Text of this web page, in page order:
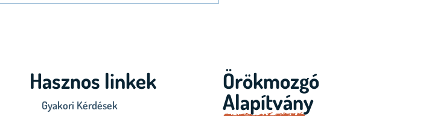
Hasznos linkek
Gyakori Kérdések
Örökmozgó
Alapítvány